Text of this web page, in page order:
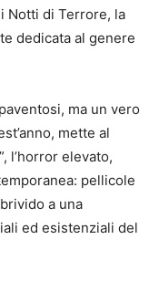
Notti di Terrore, la
dedicata al genere
ma un vero
mette al
l’horror elevato,
pellicole
a una
ed esistenziali del